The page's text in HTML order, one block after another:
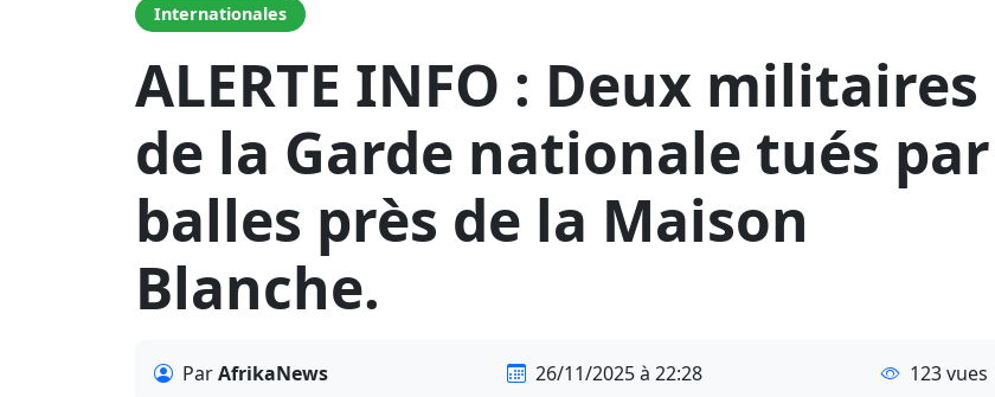
Internationales
ALERTE INFO : Deux militaires
de la Garde nationale tués par
balles près de la Maison
Blanche.
ParAfrikaNews 26/11/2025 à 22:28 123 vues